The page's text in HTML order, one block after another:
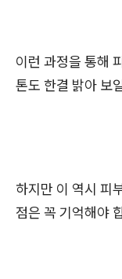
이런 과정을 통해
톤도 한결 밝아 보
하지만 이 역시 피
점은 꼭 기억해야